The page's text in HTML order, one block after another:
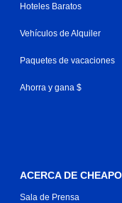
Hoteles Baratos
Vehículos de Alquiler
Paquetes de vacaciones
Ahorra y gana $
ACERCA DE
Sala de Prensa